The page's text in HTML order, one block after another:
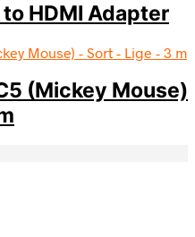
HDMI Adapter
(Mickey Mouse)